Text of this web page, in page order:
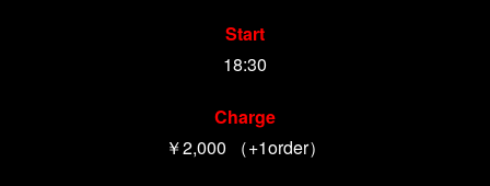
Start
18:30
Charge
￥2,000 （+1order）